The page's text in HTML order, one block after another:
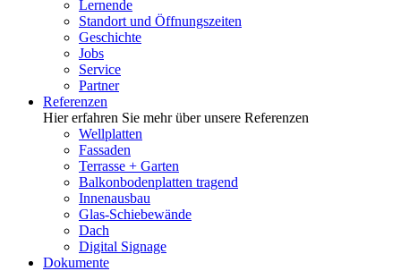
Lernende
Standort und Öffnungszeiten
Geschichte
Jobs
Service
Partner
Referenzen
Hier erfahren Sie mehr über unsere Referenzen
Wellplatten
Fassaden
Terrasse + Garten
Balkonbodenplatten tragend
Innenausbau
Glas-Schiebewände
Dach
Digital Signage
Dokumente